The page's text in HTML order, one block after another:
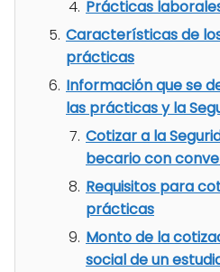
Prácticas
Características de
prácticas
Información que se
las prácticas y la
Cotizar a la
becario con
Requisitos para
prácticas
Monto de la
social de un